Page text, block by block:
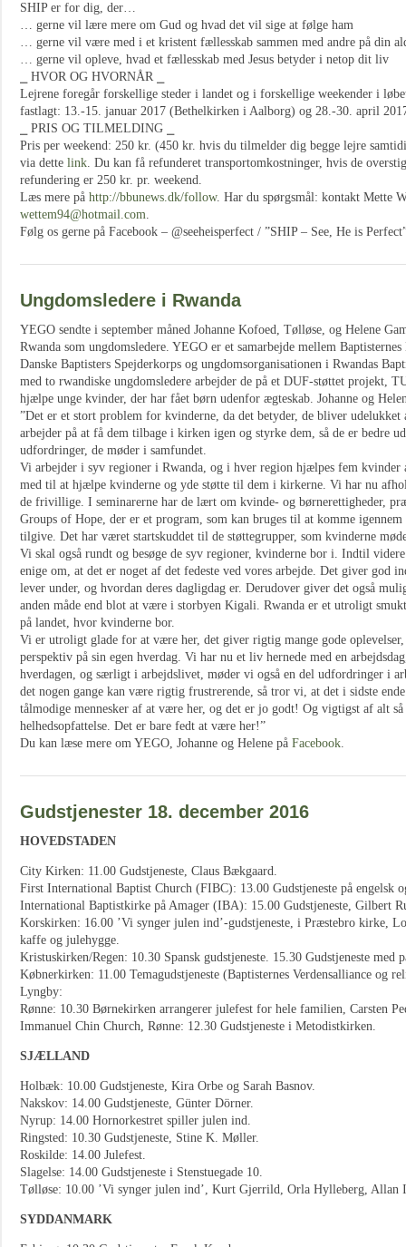
SHIP er for dig, der…
… gerne vil lære mere om Gud og hvad det vil sige at følge ham
… gerne vil være med i et kristent fællesskab sammen med andre på din
… gerne vil opleve, hvad et fællesskab med Jesus betyder i netop dit liv
⎯ HVOR OG HVORNÅR ⎯
Lejrene foregår forskellige steder i landet og i forskellige weekender i
fastlagt: 13.-15. januar 2017 (Bethelkirken i Aalborg) og 28.-30. april
⎯ PRIS OG TILMELDING ⎯
Pris per weekend: 250 kr. (450 kr. hvis du tilmelder dig begge lejre
via dette link. Du kan få refunderet transportomkostninger, hvis de
refundering er 250 kr. pr. weekend.
Læs mere på http://bbunews.dk/follow. Har du spørgsmål: kontakt Mette
wettem94@hotmail.com.
Følg os gerne på Facebook – @seeheisperfect / ”SHIP – See, He is
Ungdomsledere i Rwanda
YEGO sendte i september måned Johanne Kofoed, Tølløse, og Helene
Rwanda som ungdomsledere. YEGO er et samarbejde mellem
Danske Baptisters Spejderkorps og ungdomsorganisationen i Rwandas
med to rwandiske ungdomsledere arbejder de på et DUF-støttet projekt,
hjælpe unge kvinder, der har fået børn udenfor ægteskab. Johanne og
”Det er et stort problem for kvinderne, da det betyder, de bliver
arbejder på at få dem tilbage i kirken igen og styrke dem, så de er bedre
udfordringer, de møder i samfundet.
Vi arbejder i syv regioner i Rwanda, og i hver region hjælpes fem
med til at hjælpe kvinderne og yde støtte til dem i kirkerne. Vi har nu
de frivillige. I seminarerne har de lært om kvinde- og børnerettigheder,
Groups of Hope, der er et program, som kan bruges til at komme
tilgive. Det har været startskuddet til de støttegrupper, som kvinderne
Vi skal også rundt og besøge de syv regioner, kvinderne bor i. Indtil
enige om, at det er noget af det fedeste ved vores arbejde. Det giver god
lever under, og hvordan deres dagligdag er. Derudover giver det også
anden måde end blot at være i storbyen Kigali. Rwanda er et utroligt
på landet, hvor kvinderne bor.
Vi er utroligt glade for at være her, det giver rigtig mange gode oplevelser,
perspektiv på sin egen hverdag. Vi har nu et liv hernede med en
hverdagen, og særligt i arbejdslivet, møder vi også en del udfordringer i
det nogen gange kan være rigtig frustrerende, så tror vi, at det i sidste
tålmodige mennesker af at være her, og det er jo godt! Og vigtigst af alt
helhedsopfattelse. Det er bare fedt at være her!”
Du kan læse mere om YEGO, Johanne og Helene på Facebook.
Gudstjenester 18. december 2016
HOVEDSTADEN
City Kirken: 11.00 Gudstjeneste, Claus Bækgaard.
First International Baptist Church (FIBC): 13.00 Gudstjeneste på engelsk
International Baptistkirke på Amager (IBA): 15.00 Gudstjeneste, Gilbert
Korskirken: 16.00 ’Vi synger julen ind’-gudstjeneste, i Præstebro kirke,
kaffe og julehygge.
Kristuskirken/Regen: 10.30 Spansk gudstjeneste. 15.30 Gudstjeneste
Købnerkirken: 11.00 Temagudstjeneste (Baptisternes Verdensalliance og
Lyngby:
Rønne: 10.30 Børnekirken arrangerer julefest for hele familien, Carsten
Immanuel Chin Church, Rønne: 12.30 Gudstjeneste i Metodistkirken.
SJÆLLAND
Holbæk: 10.00 Gudstjeneste, Kira Orbe og Sarah Basnov.
Nakskov: 14.00 Gudstjeneste, Günter Dörner.
Nyrup: 14.00 Hornorkestret spiller julen ind.
Ringsted: 10.30 Gudstjeneste, Stine K. Møller.
Roskilde: 14.00 Julefest.
Slagelse: 14.00 Gudstjeneste i Stenstuegade 10.
Tølløse: 10.00 ’Vi synger julen ind’, Kurt Gjerrild, Orla Hylleberg, Allan
SYDDANMARK